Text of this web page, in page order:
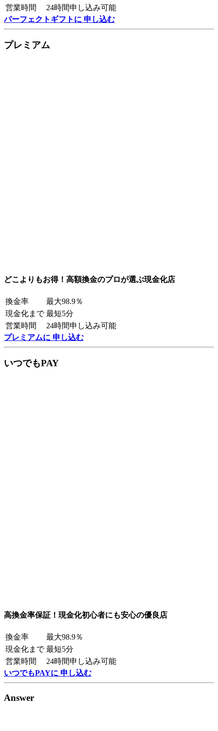
営業時間
24時間申し込み可能
パーフェクトギフトに 申し込む
プレミアム
どこよりもお得！高額換金のプロが選ぶ現金化店
換金率
最大98.9％
現金化まで 最短5分
営業時間
24時間申し込み可能
プレミアムに 申し込む
いつでもPAY
高換金率保証！現金化初心者にも安心の優良店
換金率
最大98.9％
現金化まで 最短5分
営業時間
24時間申し込み可能
いつでもPAYに 申し込む
Answer